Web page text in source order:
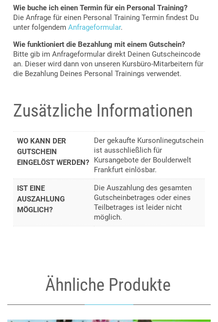
Wie buche ich einen Termin für ein Personal Training?
Die Anfrage für einen Personal Training Termin findest Du
unter folgendem Anfrageformular.
Wie funktioniert die Bezahlung mit einem Gutschein?
Bitte gib im Anfrageformular direkt Deinen Gutscheincode
an. Dieser wird dann von unseren Kursbüro-Mitarbeitern für
die Bezahlung Deines Personal Trainings verwendet.
Zusätzliche Informationen
WO KANN DER
GUTSCHEIN
EINGELÖST WERDEN?
Der gekaufte Kursonlinegutschein
ist ausschließlich für
Kursangebote der Boulderwelt
Frankfurt einlösbar.
IST EINE
AUSZAHLUNG
MÖGLICH?
Die Auszahlung des gesamten
Gutscheinbetrages oder eines
Teilbetrages ist leider nicht
möglich.
Ähnliche Produkte